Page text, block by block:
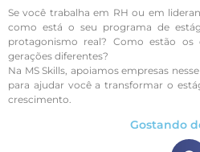
Se você trabalha em RH ou em
como está o seu programa de
protagonismo real? Como estão os
gerações diferentes?
Na MS Skills, apoiamos empresas
para ajudar você a transformar o
crescimento.
Gostando